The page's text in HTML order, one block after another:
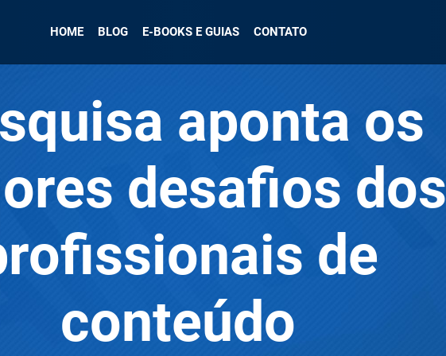
HOME BLOG E-BOOKS E GUIAS CONTATO
aponta os
desafios dos
de
conteúdo